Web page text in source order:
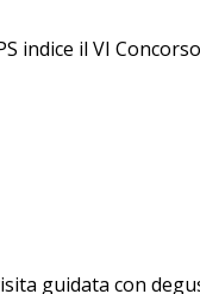
indice il VI
guidata con